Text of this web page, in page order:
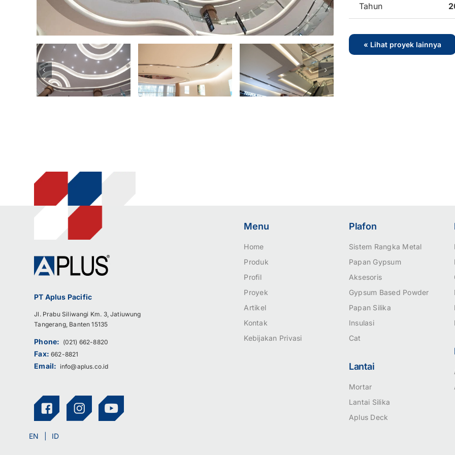
Tahun
« Lihat proyek lainnya
PT Aplus Pacific
Jl. Prabu Siliwangi Km. 3, Jatiuwung
Tangerang, Banten 15135
Phone: (021) 662-8820
Fax:662-8821
Email: info@aplus.co.id
EN ID
Menu
Home
Produk
Profil
Proyek
Artikel
Kontak
Kebijakan Privasi
Plafon
Sistem Rangka Metal
Papan Gypsum
Aksesoris
Gypsum Based Powder
Papan Silika
Insulasi
Cat
Lantai
Mortar
Lantai Silika
Aplus Deck